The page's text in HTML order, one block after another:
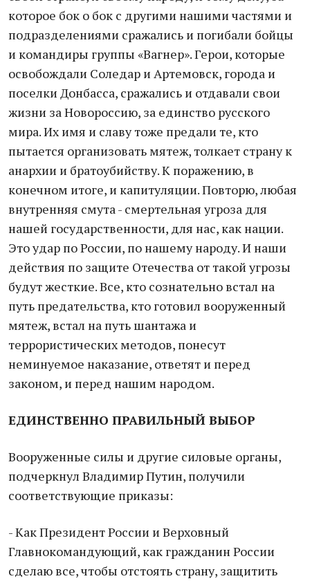
которое бок о бок с другими нашими частями и
подразделениями сражались и погибали бойцы
и командиры группы «Вагнер». Герои, которые
освобождали Соледар и Артемовск, города и
поселки Донбасса, сражались и отдавали свои
жизни за Новороссию, за единство русского
мира. Их имя и славу тоже предали те, кто
пытается организовать мятеж, толкает страну к
анархии и братоубийству. К поражению, в
конечном итоге, и капитуляции. Повторю, любая
внутренняя смута - смертельная угроза для
нашей государственности, для нас, как нации.
Это удар по России, по нашему народу. И наши
действия по защите Отечества от такой угрозы
будут жесткие. Все, кто сознательно встал на
путь предательства, кто готовил вооруженный
мятеж, встал на путь шантажа и
террористических методов, понесут
неминуемое наказание, ответят и перед
законом, и перед нашим народом.
ЕДИНСТВЕННО ПРАВИЛЬНЫЙ ВЫБОР
Вооруженные силы и другие силовые органы,
подчеркнул Владимир Путин, получили
соответствующие приказы:
- Как Президент России и Верховный
Главнокомандующий, как гражданин России
сделаю все, чтобы отстоять страну, защитить